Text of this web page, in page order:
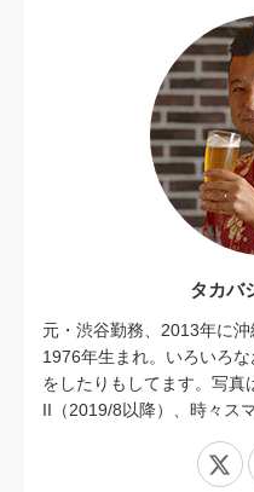
タカバ
元・渋谷勤務、2013年に沖
1976年生まれ。いろいろ
をしたりもしてます。写
II（2019/8以降）、時々ス
X